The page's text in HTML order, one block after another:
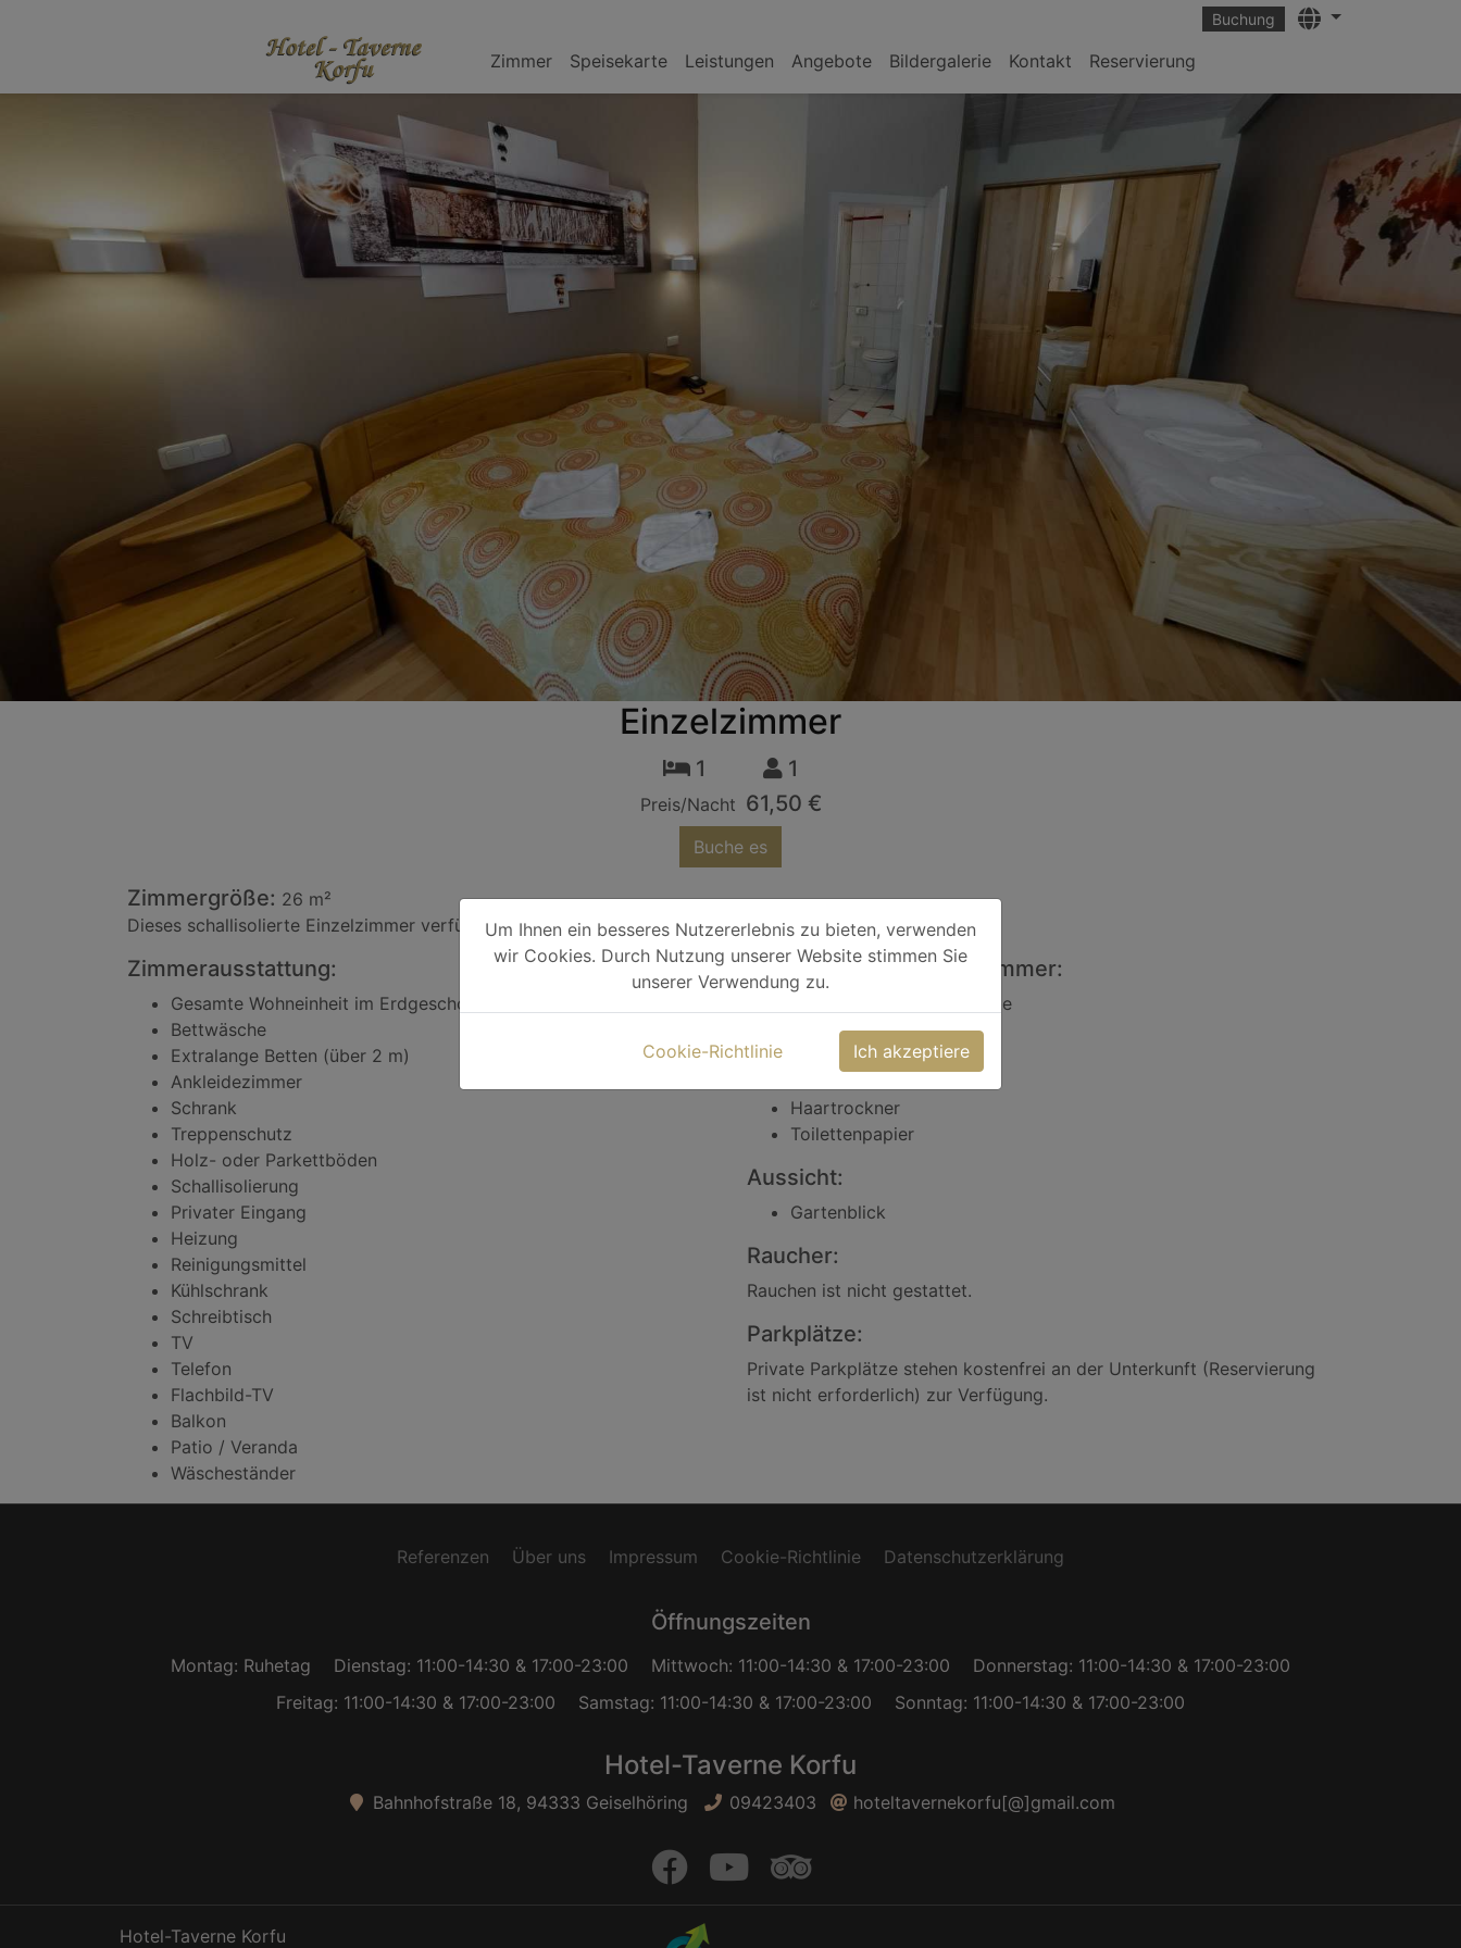
Buchung Languages
Zimmer Speisekarte Leistungen Angebote Bildergalerie Kontakt Reservierung
Einzelzimmer
1 1
Preis/Nacht 61,50 €
Buche es
Zimmergröße: 26 m²
Dieses schallisolierte Einzelzimmer verfügt über einen Balkon und einen eigenen Eingang.
Zimmerausstattung:
Gesamte Wohneinheit im Erdgeschoss
Bettwäsche
Extralange Betten (über 2 m)
Ankleidezimmer
Schrank
Treppenschutz
Holz- oder Parkettböden
Schallisolierung
Privater Eingang
Heizung
Reinigungsmittel
Kühlschrank
Schreibtisch
TV
Telefon
Flachbild-TV
Balkon
Patio / Veranda
Wäscheständer
In Ihrem eigenen Badezimmer:
Kostenlose Pflegeprodukte
Badewanne oder Dusche
Haartrockner
Toilettenpapier
Aussicht:
Gartenblick
Raucher:
Rauchen ist nicht gestattet.
Parkplätze:
Private Parkplätze stehen kostenfrei an der Unterkunft (Reservierung
ist nicht erforderlich) zur Verfügung.
Referenzen Über uns Impressum Cookie-Richtlinie Datenschutzerklärung
Öffnungszeiten
Montag: Ruhetag Dienstag: 11:00-14:30 & 17:00-23:00 Mittwoch: 11:00-14:30 & 17:00-23:00
Donnerstag: 11:00-14:30 & 17:00-23:00
Freitag: 11:00-14:30 & 17:00-23:00
Samstag: 11:00-14:30 & 17:00-23:00 Sonntag: 11:00-14:30 & 17:00-23:00
Hotel-Taverne Korfu
Bahnhofstraße 18, 94333 Geiselhöring 09423403 hoteltavernekorfu[@]gmail.com
facebook
Youtubetrip advisor
Hotel-Taverne Korfu
Um Ihnen ein besseres Nutzererlebnis zu bieten, verwenden
wir Cookies. Durch Nutzung unserer Website stimmen Sie
unserer Verwendung zu.
Cookie-Richtlinie Ich akzeptiere